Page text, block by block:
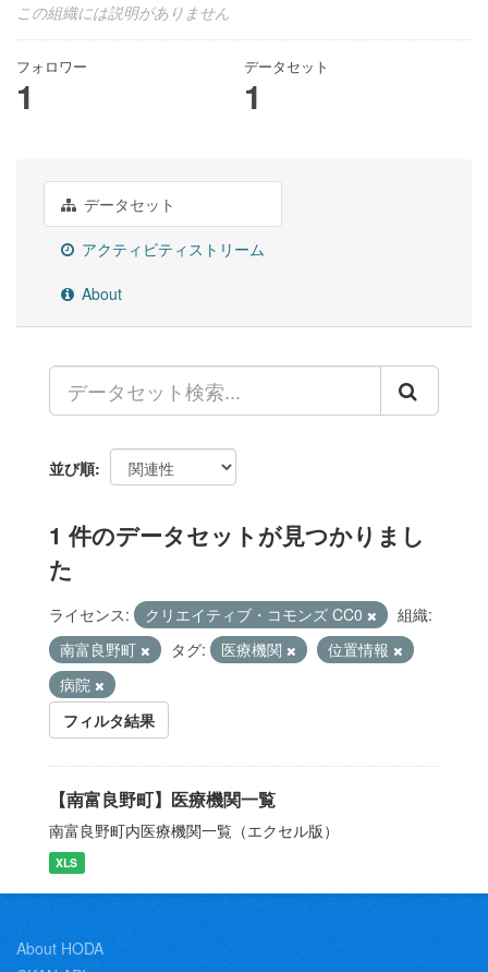
この組織には説明がありません
フォロワー
1
データセット
1
データセット
アクティビティストリーム
About
並び順
1 件のデータセットが見つかりまし
た
ライセンス: クリエイティブ・コモンズ CC0
組織:
南富良野町
タグ: 医療機関
位置情報
病院
フィルタ結果
【南富良野町】医療機関一覧
南富良野町内医療機関一覧（エクセル版）
XLS
About HODA